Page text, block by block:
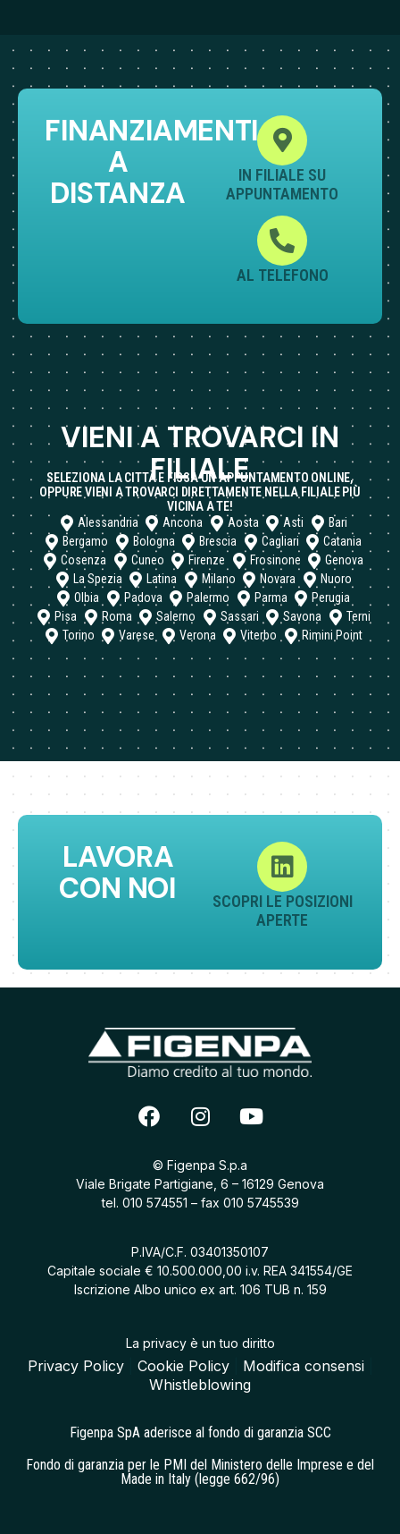
FINANZIAMENTI
A
DISTANZA
IN FILIALE SU
APPUNTAMENTO
AL TELEFONO
VIENI A TROVARCI IN
FILIALE
SELEZIONA LA CITTÀ E FISSA UN APPUNTAMENTO ONLINE,
OPPURE VIENI A TROVARCI DIRETTAMENTE NELLA FILIALE PIÙ
VICINA A TE!
Alessandria
Ancona Aosta Asti
Bari
Bergamo
Bologna Brescia Cagliari
Catania
Cosenza
Cuneo Firenze Frosinone
Genova
La Spezia
Latina Milano Novara
Nuoro
Olbia
Padova Palermo Parma
Perugia
Pisa
Roma Salerno Sassari Savona
Terni
Torino
Varese Verona Viterbo Rimini Point
LAVORA
CON NOI
SCOPRI LE POSIZIONI
APERTE
© Figenpa S.p.a
Viale Brigate Partigiane, 6 – 16129 Genova
tel. 010 574551 – fax 010 5745539
P.IVA/C.F. 03401350107
Capitale sociale € 10.500.000,00 i.v. REA 341554/GE
Iscrizione Albo unico ex art. 106 TUB n. 159
La privacy è un tuo diritto
Privacy Policy| Cookie Policy| Modifica consensi|
Whistleblowing
Figenpa SpA aderisce al fondo di garanzia SCC
Fondo di garanzia per le PMI del Ministero delle Imprese e del
Made in Italy (legge 662/96)